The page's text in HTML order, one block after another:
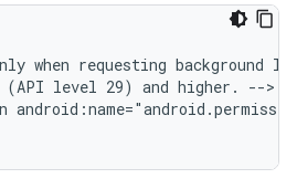
when requesting background
(API level 29) and higher.